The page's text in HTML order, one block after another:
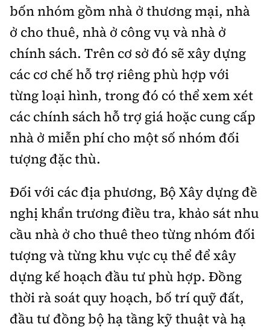
bốn nhóm gồm nhà ở thương mại, nhà
ở cho thuê, nhà ở công vụ và nhà ở
chính sách. Trên cơ sở đó sẽ xây dựng
các cơ chế hỗ trợ riêng phù hợp với
từng loại hình, trong đó có thể xem xét
các chính sách hỗ trợ giá hoặc cung cấp
nhà ở miễn phí cho một số nhóm đối
tượng đặc thù.
Đối với các địa phương, Bộ Xây dựng đề
nghị khẩn trương điều tra, khảo sát nhu
cầu nhà ở cho thuê theo từng nhóm đối
tượng và từng khu vực cụ thể để xây
dựng kế hoạch đầu tư phù hợp. Đồng
thời rà soát quy hoạch, bố trí quỹ đất,
đầu tư đồng bộ hạ tầng kỹ thuật và hạ